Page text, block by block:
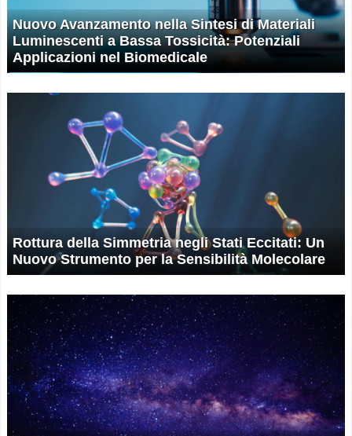
Nuovo Avanzamento nella Sintesi di Materiali
Luminescenti a Bassa Tossicità: Potenziali
Applicazioni nel Biomedicale
Rottura della Simmetria negli Stati Eccitati: Un
Nuovo Strumento per la Sensibilità Molecolare